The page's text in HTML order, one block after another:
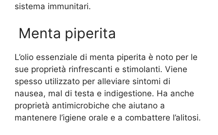
sistema immunitari.
Menta piperita
L’olio essenziale di menta piperita è noto per le
sue proprietà rinfrescanti e stimolanti. Viene
spesso utilizzato per alleviare sintomi di
nausea, mal di testa e indigestione. Ha anche
proprietà antimicrobiche che aiutano a
mantenere l’igiene orale e a combattere l’alitosi.